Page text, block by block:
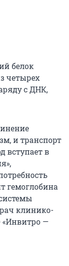
белок
четырех
с ДНК,
и транспорт
вступает в
гемоглобина
клинико-
«Инвитро —